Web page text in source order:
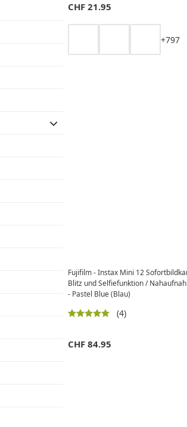
CHF 21.95
+797
Fujifilm - Instax Mini 12
Blitz und Selfiefunktion /
- Pastel Blue (Blau)
(4)
CHF 84.95